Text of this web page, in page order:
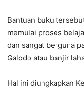
Bantuan buku
memulai proses
dan sangat berguna
Galodo atau banjir
Hal ini diungkapkan